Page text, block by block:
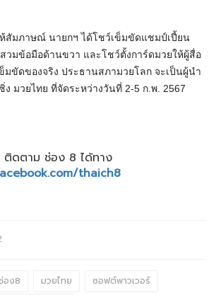
สัมภาษณ์ นายกฯ ได้โชว์เข็มขัดแชมป์เปี้ยน
วมข้อมือด้านขวา และโชว์ตั้งการ์ดมวยให้ผู้สื่อ
ขัดของจริง ประธานสภามวยโลก จะเป็นผู้นำ
มวยไทย ที่จัดระหว่างวันที่ 2-5 ก.พ. 2567
ติดตาม ช่อง 8 ได้ทาง
thaich8
อง8 มวยไทย
ซอฟต์พาวเวอร์